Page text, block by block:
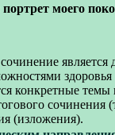
моего
конкретные
сочинения
(изложения).